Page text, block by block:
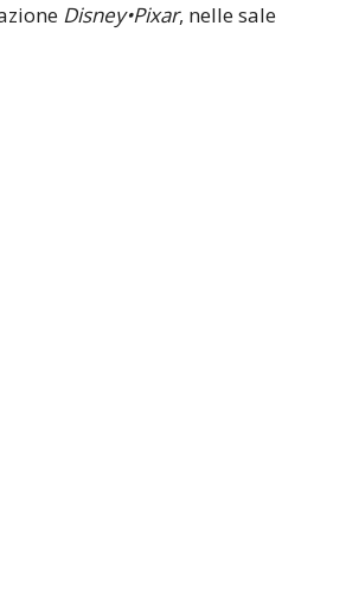
Disney•Pixar, nelle sale